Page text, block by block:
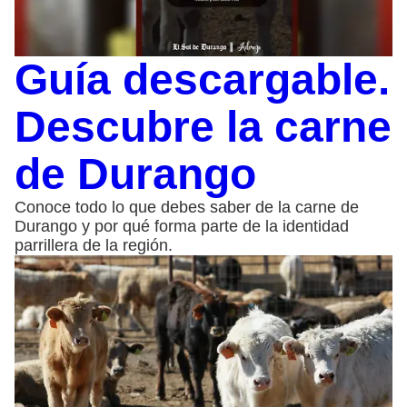
Guía descargable.
Descubre la carne
de Durango
Conoce todo lo que debes saber de la carne de
Durango y por qué forma parte de la identidad
parrillera de la región.